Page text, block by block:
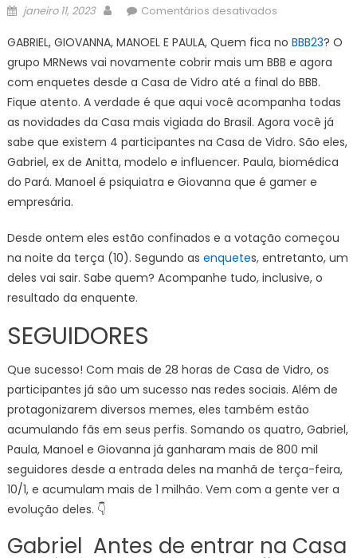
Posted
janeiro 11, 2023 AuthorComentários desativadosem
–
ENQUETE
REVELA
QUEM
FICA
NO
REALITY
GIOVANNA,
MANOEL
GABRIEL, GIOVANNA, MANOEL E PAULA, Quem fica no BBB23? O
grupo MRNews vai novamente cobrir mais um BBB e agora
com enquetes desde a Casa de Vidro até a final do BBB.
Fique atento. A verdade é que aqui você acompanha todas
as novidades da Casa mais vigiada do Brasil. Agora você já
sabe que existem 4 participantes na Casa de Vidro. São eles,
Gabriel, ex de Anitta, modelo e influencer. Paula, biomédica
do Pará. Manoel é psiquiatra e Giovanna que é gamer e
empresária.
Desde ontem eles estão confinados e a votação começou
na noite da terça (10). Segundo as enquetes, entretanto, um
deles vai sair. Sabe quem? Acompanhe tudo, inclusive, o
resultado da enquente.
SEGUIDORES
Que sucesso! Com mais de 28 horas de Casa de Vidro, os
participantes já são um sucesso nas redes sociais. Além de
protagonizarem diversos memes, eles também estão
acumulando fãs em seus perfis. Somando os quatro, Gabriel,
Paula, Manoel e Giovanna já ganharam mais de 800 mil
seguidores desde a entrada deles na manhã de terça-feira,
10/1, e acumulam mais de 1 milhão. Vem com a gente ver a
evolução deles. 👇
Gabriel Antes de entrar na Casa